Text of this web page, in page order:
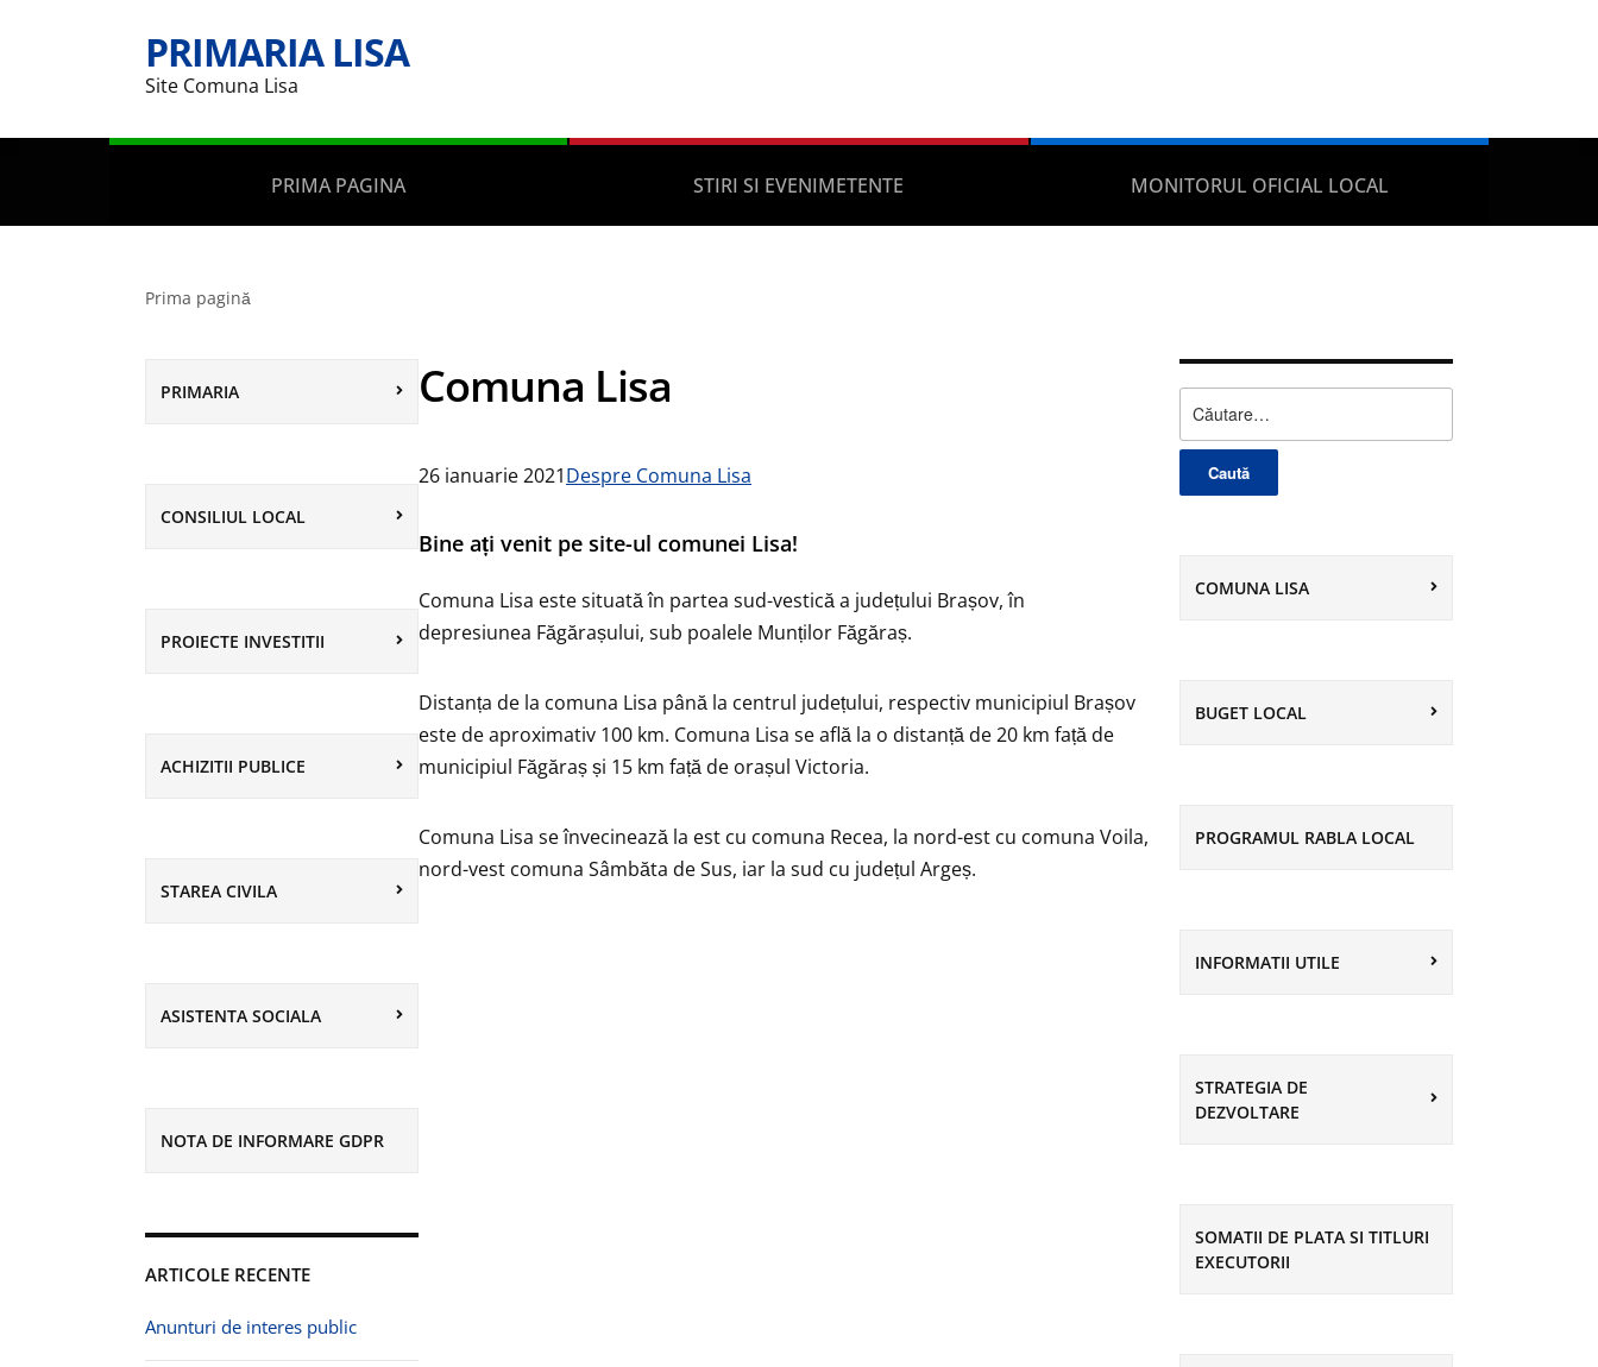
PRIMARIA LISA
Site Comuna Lisa
PRIMA PAGINA STIRI SI EVENIMETENTE MONITORUL OFICIAL LOCAL
Prima pagină
PRIMARIA
CONSILIUL LOCAL
PROIECTE INVESTITII
ACHIZITII PUBLICE
STAREA CIVILA
ASISTENTA SOCIALA
NOTA DE INFORMARE GDPR
ARTICOLE RECENTE
Anunturi de interes public
Comuna Lisa
26 ianuarie 2021Despre Comuna Lisa
Bine ați venit pe site-ul comunei Lisa!
Comuna Lisa este situată în partea sud-vestică a județului Brașov, în
depresiunea Făgărașului, sub poalele Munților Făgăraș.
Distanța de la comuna Lisa până la centrul județului, respectiv municipiul Brașov
este de aproximativ 100 km. Comuna Lisa se află la o distanță de 20 km față de
municipiul Făgăraș și 15 km față de orașul Victoria.
Comuna Lisa se învecinează la est cu comuna Recea, la nord-est cu comuna Voila,
nord-vest comuna Sâmbăta de Sus, iar la sud cu județul Argeș.
după:
COMUNA LISA
BUGET LOCAL
PROGRAMUL RABLA LOCAL
INFORMATII UTILE
STRATEGIA DE
DEZVOLTARE
SOMATII DE PLATA SI TITLURI
EXECUTORII